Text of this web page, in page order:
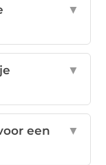
▼
▼
een
▼